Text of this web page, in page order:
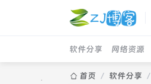
软件分享 网络资源
首页 / 软件分享 /